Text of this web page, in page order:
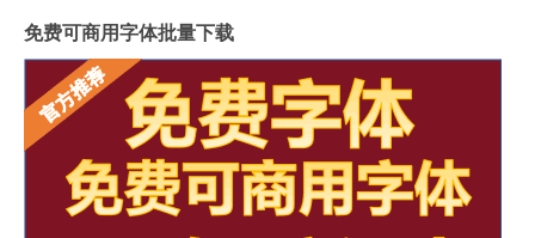
免费可商用字体批量下载